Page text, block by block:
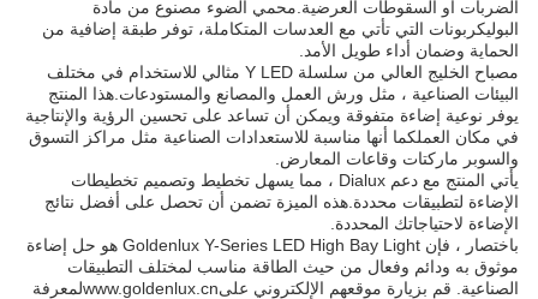
الضربات أو السقوطات العرضية.محمي الضوء مصنوع من مادة
البوليكربونات التي تأتي مع العدسات المتكاملة، توفر طبقة إضافية من
الحماية وضمان أداء طويل الأمد.
مصباح الخليج العالي من سلسلة Y LED مثالي للاستخدام في مختلف
البيئات الصناعية ، مثل ورش العمل والمصانع والمستودعات.هذا المنتج
يوفر نوعية إضاءة متفوقة ويمكن أن تساعد على تحسين الرؤية والإنتاجية
في مكان العملكما أنها مناسبة للاستعدادات الصناعية مثل مراكز التسوق
والسوبر ماركتات وقاعات المعارض.
يأتي المنتج مع دعم Dialux ، مما يسهل تخطيط وتصميم تخطيطات
الإضاءة لتطبيقات محددة.هذه الميزة تضمن أن تحصل على أفضل نتائج
الإضاءة لاحتياجاتك المحددة.
باختصار ، فإن Goldenlux Y-Series LED High Bay Light هو حل إضاءة
موثوق به ودائم وفعال من حيث الطاقة مناسب لمختلف التطبيقات
الصناعية. قم بزيارة موقعهم الإلكتروني علىwww.goldenlux.cnلمعرفة